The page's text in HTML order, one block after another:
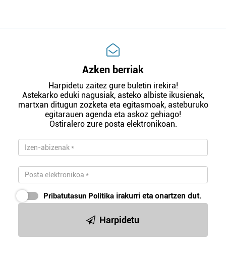
Azken berriak
Harpidetu zaitez gure buletin irekira!
Astekarko eduki nagusiak, asteko albiste ikusienak,
martxan ditugun zozketa eta egitasmoak, asteburuko
egitarauen agenda eta askoz gehiago!
Ostiralero zure posta elektronikoan.
Pribatutasun Politika irakurri eta onartzen dut.
Harpidetu